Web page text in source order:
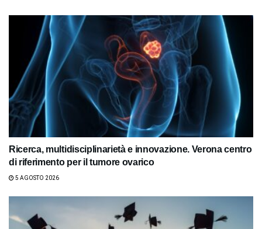
Ricerca, multidisciplinarietà e innovazione. Verona centro
di riferimento per il tumore ovarico
5 AGOSTO 2026